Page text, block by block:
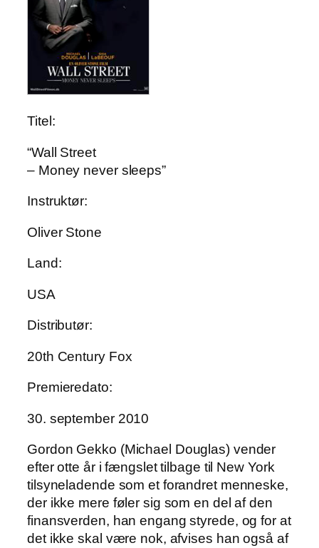
Titel:
“Wall Street
– Money never sleeps”
Instruktør:
Oliver Stone
Land:
USA
Distributør:
20th Century Fox
Premieredato:
30. september 2010
Gordon Gekko (Michael Douglas) vender
efter otte år i fængslet tilbage til New York
tilsyneladende som et forandret menneske,
der ikke mere føler sig som en del af den
finansverden, han engang styrede, og for at
det ikke skal være nok, afvises han også af